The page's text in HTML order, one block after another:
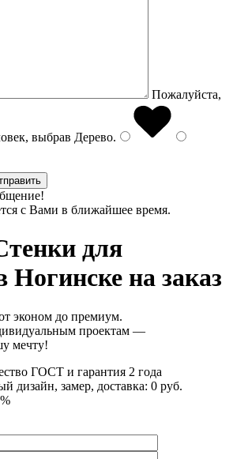
Пожалуйста,
выбрав Дерево.
с Вами в ближайшее время.
для
Ногинске на заказ
эконом до премиум.
проектам —
мечту!
ГОСТ и гарантия 2 года
дизайн, замер, доставка: 0 руб.